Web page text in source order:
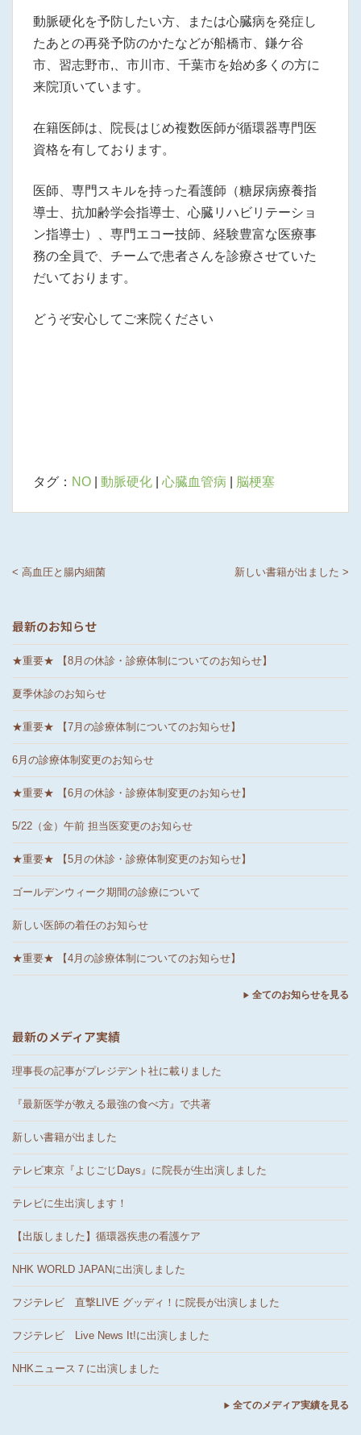
動脈硬化を予防したい方、または心臓病を発症し
たあとの再発予防のかたなどが船橋市、鎌ケ谷
市、習志野市,、市川市、千葉市を始め多くの方に
来院頂いています。
在籍医師は、院長はじめ複数医師が循環器専門医
資格を有しております。
医師、専門スキルを持った看護師（糖尿病療養指
導士、抗加齢学会指導士、心臓リハビリテーショ
ン指導士）、専門エコー技師、経験豊富な医療事
務の全員で、チームで患者さんを診療させていた
だいております。
どうぞ安心してご来院ください
タグ： NO 動脈硬化 心臓血管病 脳梗塞
< 高血圧と腸内細菌 新しい書籍が出ました >
最新のお知らせ
★重要★ 【8月の休診・診療体制についてのお知らせ】
夏季休診のお知らせ
★重要★ 【7月の診療体制についてのお知らせ】
6月の診療体制変更のお知らせ
★重要★ 【6月の休診・診療体制変更のお知らせ】
5/22（金）午前 担当医変更のお知らせ
★重要★ 【5月の休診・診療体制変更のお知らせ】
ゴールデンウィーク期間の診療について
新しい医師の着任のお知らせ
★重要★ 【4月の診療体制についてのお知らせ】
全てのお知らせを見る
最新のメディア実績
理事長の記事がプレジデント社に載りました
『最新医学が教える最強の食べ方』で共著
新しい書籍が出ました
テレビ東京『よじごじDays』に院長が生出演しました
テレビに生出演します！
【出版しました】循環器疾患の看護ケア
NHK WORLD JAPANに出演しました
フジテレビ 直撃LIVE グッディ！に院長が出演しました
フジテレビ Live News It!に出演しました
NHKニュース７に出演しました
全てのメディア実績を見る